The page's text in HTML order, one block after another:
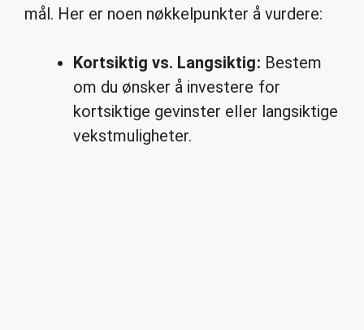
mål. Her er noen nøkkelpunkter å vurdere:
Kortsiktig vs. Langsiktig: Bestem
om du ønsker å investere for
kortsiktige gevinster eller langsiktige
vekstmuligheter.